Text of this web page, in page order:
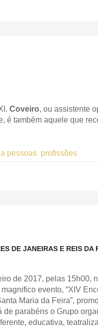
Coveiro, ou assistente
é também aquele que
pessoas profissões
DE JANEIRAS E REIS DA
de 2017, pelas 15h00,
evento, “XIV
Maria da Feira”,
parabéns o Grupo
educativa,